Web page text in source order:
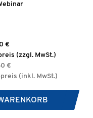
€
(zzgl. MwSt.)
€
(inkl. MwSt.)